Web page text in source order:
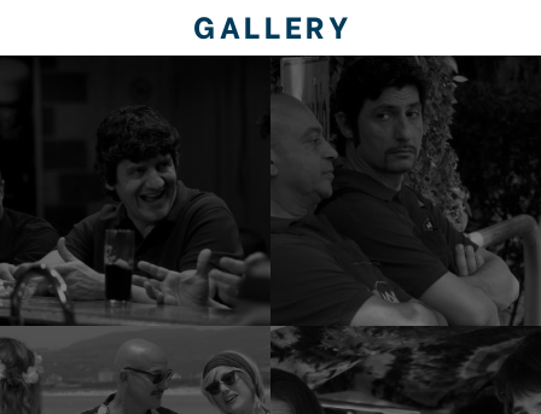
GALLERY